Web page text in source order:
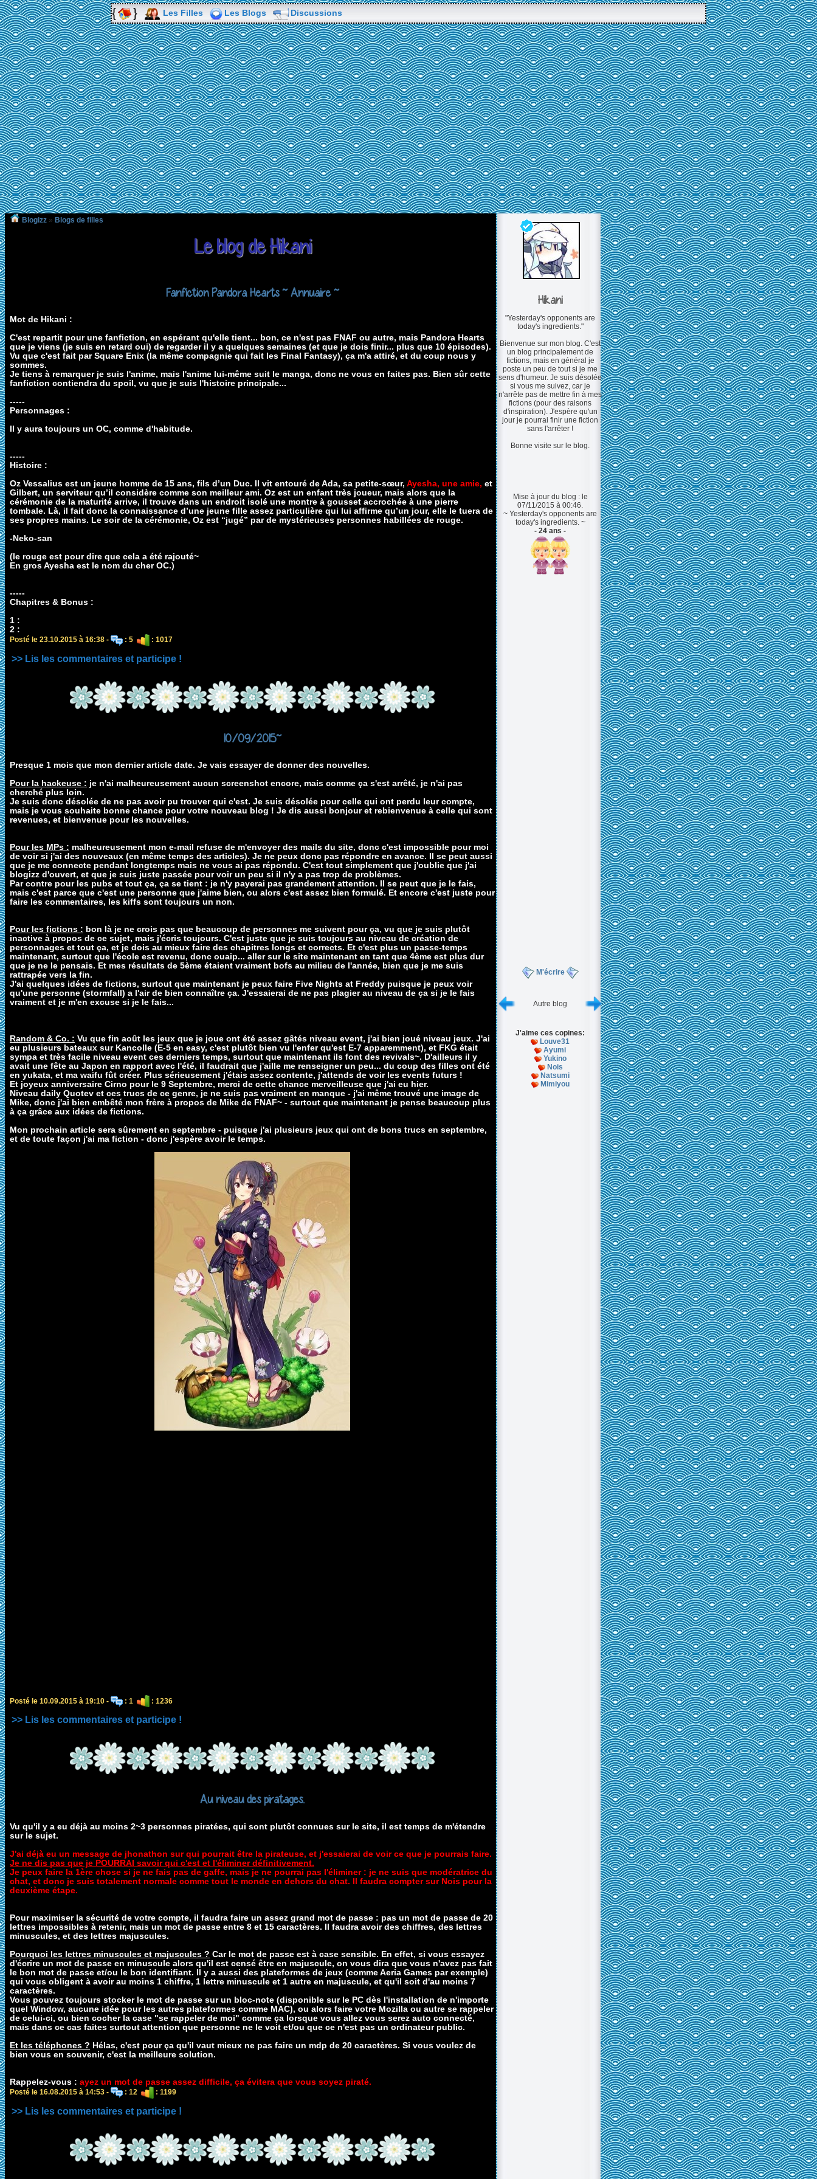
Les Filles Les Blogs Discussions
Blogizz » Blogs de filles
Le blog de Hikani
Fanfiction Pandora Hearts ~ Annuaire ~
Mot de Hikani :
C'est repartit pour une fanfiction, en espérant qu'elle tient... bon, ce n'est pas FNAF ou autre, mais Pandora Hearts
que je viens (je suis en retard oui) de regarder il y a quelques semaines (et que je dois finir... plus que 10 épisodes).
Vu que c'est fait par Square Enix (la même compagnie qui fait les Final Fantasy), ça m'a attiré, et du coup nous y
sommes.
Je tiens à remarquer je suis l'anime, mais l'anime lui-même suit le manga, donc ne vous en faites pas. Bien sûr cette
fanfiction contiendra du spoil, vu que je suis l'histoire principale...
-----
Personnages :
Il y aura toujours un OC, comme d'habitude.
-----
Histoire :
Oz Vessalius est un jeune homme de 15 ans, fils d’un Duc. Il vit entouré de Ada, sa petite-sœur, Ayesha, une amie, et
Gilbert, un serviteur qu’il considère comme son meilleur ami. Oz est un enfant très joueur, mais alors que la
cérémonie de la maturité arrive, il trouve dans un endroit isolé une montre à gousset accrochée à une pierre
tombale. Là, il fait donc la connaissance d’une jeune fille assez particulière qui lui affirme qu’un jour, elle le tuera de
ses propres mains. Le soir de la cérémonie, Oz est “jugé” par de mystérieuses personnes habillées de rouge.
-Neko-san
(le rouge est pour dire que cela a été rajouté~
En gros Ayesha est le nom du cher OC.)
-----
Chapitres & Bonus :
1 :
2 :
Posté le 23.10.2015 à 16:38 - : 5 : 1017
>> Lis les commentaires et participe !
10/09/2015~
Presque 1 mois que mon dernier article date. Je vais essayer de donner des nouvelles.
Pour la hackeuse : je n'ai malheureusement aucun screenshot encore, mais comme ça s'est arrêté, je n'ai pas
cherché plus loin.
Je suis donc désolée de ne pas avoir pu trouver qui c'est. Je suis désolée pour celle qui ont perdu leur compte,
mais je vous souhaite bonne chance pour votre nouveau blog ! Je dis aussi bonjour et rebienvenue à celle qui sont
revenues, et bienvenue pour les nouvelles.
Pour les MPs : malheureusement mon e-mail refuse de m'envoyer des mails du site, donc c'est impossible pour moi
de voir si j'ai des nouveaux (en même temps des articles). Je ne peux donc pas répondre en avance. Il se peut aussi
que je me connecte pendant longtemps mais ne vous ai pas répondu. C'est tout simplement que j'oublie que j'ai
blogizz d'ouvert, et que je suis juste passée pour voir un peu si il n'y a pas trop de problèmes.
Par contre pour les pubs et tout ça, ça se tient : je n'y payerai pas grandement attention. Il se peut que je le fais,
mais c'est parce que c'est une personne que j'aime bien, ou alors c'est assez bien formulé. Et encore c'est juste pour
faire les commentaires, les kiffs sont toujours un non.
Pour les fictions : bon là je ne crois pas que beaucoup de personnes me suivent pour ça, vu que je suis plutôt
inactive à propos de ce sujet, mais j'écris toujours. C'est juste que je suis toujours au niveau de création de
personnages et tout ça, et je dois au mieux faire des chapitres longs et corrects. Et c'est plus un passe-temps
maintenant, surtout que l'école est revenu, donc ouaip... aller sur le site maintenant en tant que 4ème est plus dur
que je ne le pensais. Et mes résultats de 5ème étaient vraiment bofs au milieu de l'année, bien que je me suis
rattrapée vers la fin.
J'ai quelques idées de fictions, surtout que maintenant je peux faire Five Nights at Freddy puisque je peux voir
qu'une personne (stormfall) a l'air de bien connaître ça. J'essaierai de ne pas plagier au niveau de ça si je le fais
vraiment et je m'en excuse si je le fais...
Random & Co. : Vu que fin août les jeux que je joue ont été assez gâtés niveau event, j'ai bien joué niveau jeux. J'ai
eu plusieurs bateaux sur Kancolle (E-5 en easy, c'est plutôt bien vu l'enfer qu'est E-7 apparemment), et FKG était
sympa et très facile niveau event ces derniers temps, surtout que maintenant ils font des revivals~. D'ailleurs il y
avait une fête au Japon en rapport avec l'été, il faudrait que j'aille me renseigner un peu... du coup des filles ont été
en yukata, et ma waifu fût créer. Plus sérieusement j'étais assez contente, j'attends de voir les events futurs !
Et joyeux anniversaire Cirno pour le 9 Septembre, merci de cette chance merveilleuse que j'ai eu hier.
Niveau daily Quotev et ces trucs de ce genre, je ne suis pas vraiment en manque - j'ai même trouvé une image de
Mike, donc j'ai bien embêté mon frère à propos de Mike de FNAF~ - surtout que maintenant je pense beaucoup plus
à ça grâce aux idées de fictions.
Mon prochain article sera sûrement en septembre - puisque j'ai plusieurs jeux qui ont de bons trucs en septembre,
et de toute façon j'ai ma fiction - donc j'espère avoir le temps.
Posté le 10.09.2015 à 19:10 - : 1 : 1236
>> Lis les commentaires et participe !
Au niveau des piratages.
Vu qu'il y a eu déjà au moins 2~3 personnes piratées, qui sont plutôt connues sur le site, il est temps de m'étendre
sur le sujet.
J'ai déjà eu un message de jhonathon sur qui pourrait être la pirateuse, et j'essaierai de voir ce que je pourrais faire.
Je ne dis pas que je POURRAI savoir qui c'est et l'éliminer définitivement.
Je peux faire la 1ère chose si je ne fais pas de gaffe, mais je ne pourrai pas l'éliminer : je ne suis que modératrice du
chat, et donc je suis totalement normale comme tout le monde en dehors du chat. Il faudra compter sur Nois pour la
deuxième étape.
Pour maximiser la sécurité de votre compte, il faudra faire un assez grand mot de passe : pas un mot de passe de 20
lettres impossibles à retenir, mais un mot de passe entre 8 et 15 caractères. Il faudra avoir des chiffres, des lettres
minuscules, et des lettres majuscules.
Pourquoi les lettres minuscules et majuscules ? Car le mot de passe est à case sensible. En effet, si vous essayez
d'écrire un mot de passe en minuscule alors qu'il est censé être en majuscule, on vous dira que vous n'avez pas fait
le bon mot de passe et/ou le bon identifiant. Il y a aussi des plateformes de jeux (comme Aeria Games par exemple)
qui vous obligent à avoir au moins 1 chiffre, 1 lettre minuscule et 1 autre en majuscule, et qu'il soit d'au moins 7
caractères.
Vous pouvez toujours stocker le mot de passe sur un bloc-note (disponible sur le PC dès l'installation de n'importe
quel Window, aucune idée pour les autres plateformes comme MAC), ou alors faire votre Mozilla ou autre se rappeler
de celui-ci, ou bien cocher la case "se rappeler de moi" comme ça lorsque vous allez vous serez auto connecté,
mais dans ce cas faites surtout attention que personne ne le voit et/ou que ce n'est pas un ordinateur public.
Et les téléphones ? Hélas, c'est pour ça qu'il vaut mieux ne pas faire un mdp de 20 caractères. Si vous voulez de
bien vous en souvenir, c'est la meilleure solution.
Rappelez-vous : ayez un mot de passe assez difficile, ça évitera que vous soyez piraté.
Posté le 16.08.2015 à 14:53 - : 12 : 1199
>> Lis les commentaires et participe !
Hikani
"Yesterday's opponents are
today's ingredients."
Bienvenue sur mon blog. C'est
un blog principalement de
fictions, mais en général je
poste un peu de tout si je me
sens d'humeur. Je suis désolée
si vous me suivez, car je
n'arrête pas de mettre fin à mes
fictions (pour des raisons
d'inspiration). J'espère qu'un
jour je pourrai finir une fiction
sans l'arrêter !
Bonne visite sur le blog.
Mise à jour du blog : le
07/11/2015 à 00:46.
~ Yesterday's opponents are
today's ingredients. ~
- 24 ans -
M'écrire
Autre blog
J'aime ces copines:
Louve31
Ayumi
Yukino
Nois
Natsumi
Mimiyou